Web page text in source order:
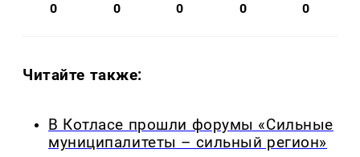
0 0 0 0 0
Читайте также:
В Котласе прошли форумы «Сильные
муниципалитеты – сильный регион»